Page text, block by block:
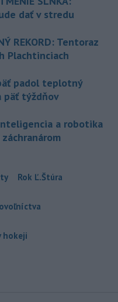
dať v stredu
REKORD: Tentoraz
Plachtinciach
padol teplotný
päť týždňov
a robotika
Rok Ľ.Štúra
hokeji